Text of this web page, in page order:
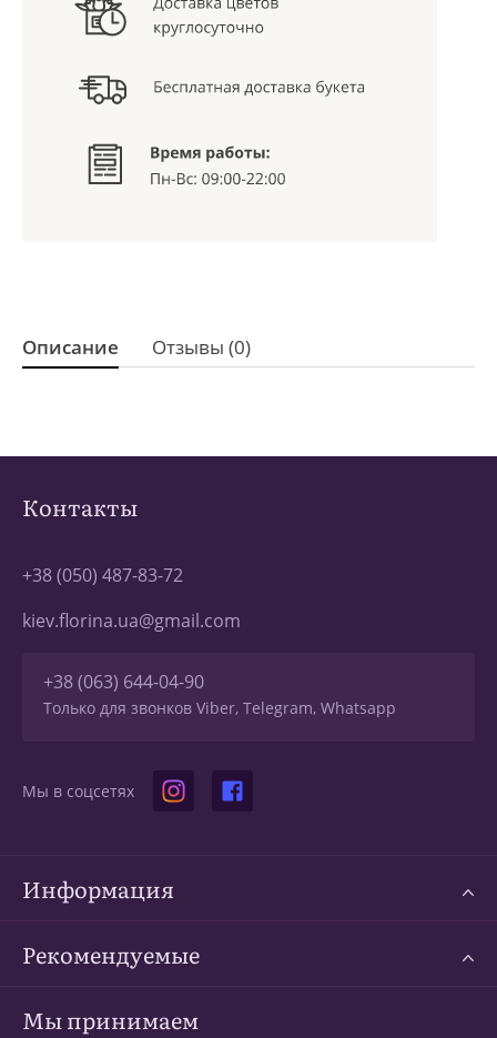
Описание Отзывы (0)
Контакты
+38 (050) 487-83-72
kiev.florina.ua@gmail.com
+38 (063) 644-04-90
Только для звонков Viber, Telegram, Whatsapp
Мы в соцсетях
Информация
Рекомендуемые
Мы принимаем